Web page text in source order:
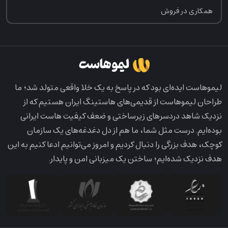
همکاری در فروش
لیمو‌هاست ایده‌ای بود که در پاسخ به یک خلا واقعی متولد شد؛ ما
طراحان لیمو‌هاست از قدیمی‌های هاستینگ ایران هستیم که از
نزدیک شاهد دردسرهای زیرساختی و ضعف کیفیت هاست ایرانی
بوده‌ایم. درست مثل شما، ما هم از دل دغدغه‌های یک سازمان
کوچک، هدف بزرگی را دنبال کردیم و امروز می‌توانیم ادعا کنیم به این
هدف نزدیک شده‌ایم؛ ساختن یک میزبانی امن و پایدار.